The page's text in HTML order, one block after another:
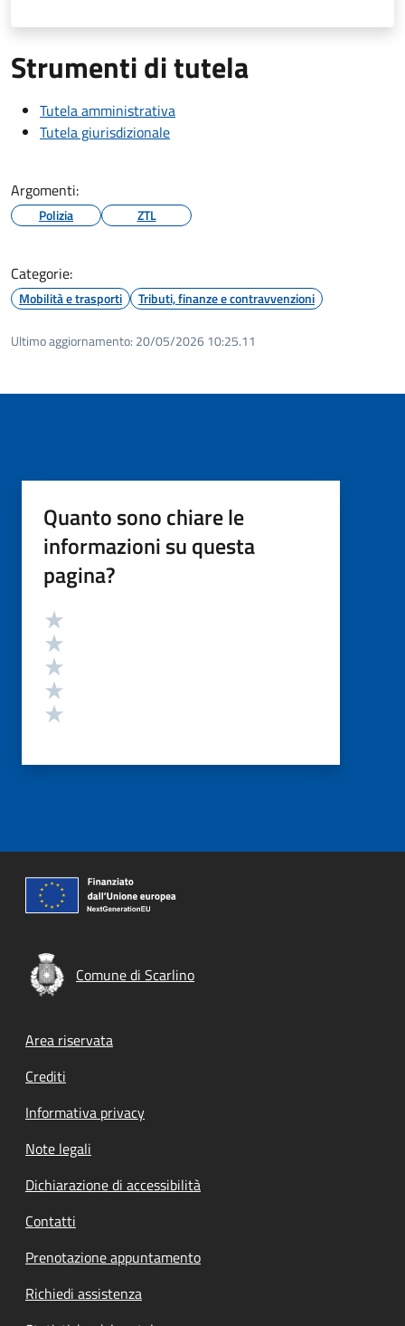
Strumenti di tutela
Tutela amministrativa
Tutela giurisdizionale
Argomenti:
Polizia ZTL
Categorie:
Mobilità e trasporti Tributi, finanze e contravvenzioni
Ultimo aggiornamento: 20/05/2026 10:25.11
Quanto sono chiare le
informazioni su questa
pagina?
Valutazione
Comune di Scarlino
Footer menu
Area riservata
Crediti
Informativa privacy
Note legali
Dichiarazione di accessibilità
Contatti
Prenotazione appuntamento
Richiedi assistenza